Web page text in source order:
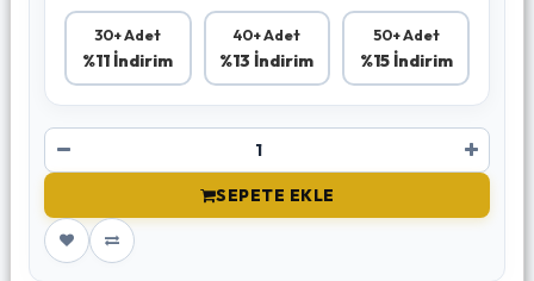
30+ Adet
%11 İndirim
40+ Adet
%13 İndirim
50+ Adet
%15 İndirim
SEPETE EKLE